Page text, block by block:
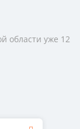
области уже 12